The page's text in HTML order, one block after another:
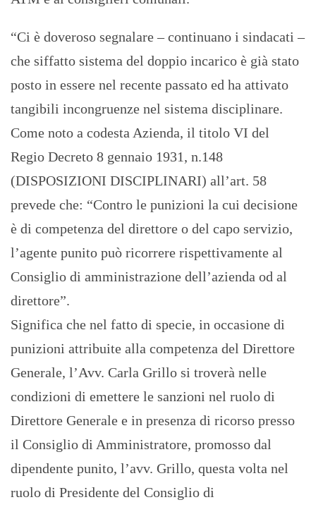
“Ci è doveroso segnalare – continuano i sindacati –
che siffatto sistema del doppio incarico è già stato
posto in essere nel recente passato ed ha attivato
tangibili incongruenze nel sistema disciplinare.
Come noto a codesta Azienda, il titolo VI del
Regio Decreto 8 gennaio 1931, n.148
(DISPOSIZIONI DISCIPLINARI) all’art. 58
prevede che: “Contro le punizioni la cui decisione
è di competenza del direttore o del capo servizio,
l’agente punito può ricorrere rispettivamente al
Consiglio di amministrazione dell’azienda od al
direttore”.
Significa che nel fatto di specie, in occasione di
punizioni attribuite alla competenza del Direttore
Generale, l’Avv. Carla Grillo si troverà nelle
condizioni di emettere le sanzioni nel ruolo di
Direttore Generale e in presenza di ricorso presso
il Consiglio di Amministratore, promosso dal
dipendente punito, l’avv. Grillo, questa volta nel
ruolo di Presidente del Consiglio di